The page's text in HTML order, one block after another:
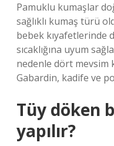
Pamuklu kumaşlar
sağlıklı kumaş türü
bebek kıyafetlerinde
sıcaklığına uyum
nedenle dört mevsim
Gabardin, kadife ve
Tüy döken
yapılır?